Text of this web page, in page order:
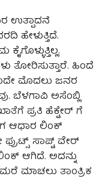
ಉತ್ಪಾದನೆ
ಹೇಳುತ್ತಿದೆ.
ತೋರಿಸುತ್ತಾರೆ. ಹಿಂದೆ
ಮೊದಲು ಜನರ
ಬೆಳಗಾವಿ ಅಸೆಂಬ್ಲಿ
ಪ್ರತಿ ಹೆಕ್ಟೇರ್ ಗೆ
ಆಧಾರ ಲಿಂಕ್
ಫ್ರುಟ್ಸ್ ಸಾಪ್ಟ್ ವೇರ್
ಆಗಿದೆ. ಅದನ್ನು
ಮಾಚಲು ತಾಂತ್ರಿಕ